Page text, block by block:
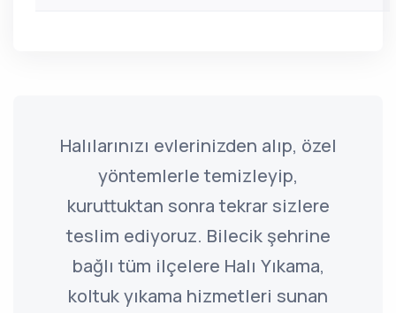
Halılarınızı evlerinizden alıp, özel
yöntemlerle temizleyip,
kuruttuktan sonra tekrar sizlere
teslim ediyoruz. Bilecik şehrine
bağlı tüm ilçelere Halı Yıkama,
koltuk yıkama hizmetleri sunan